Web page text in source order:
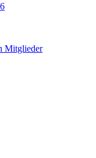
Mitglieder